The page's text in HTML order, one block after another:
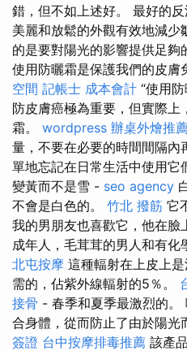
錯，但不如上述好。 最好的
美麗和放鬆的外觀有效地減少
的是要對陽光的影響提供足夠
使用防曬霜是保護我們的皮膚
空間 記帳士 成本會計 “使用
防皮膚癌極為重要，但實際
霜。 wordpress 辦桌外燴推
量，不要在必要的時間間隔內
單地忘記在日常生活中使用
變黃而不是雪 - seo agency
不會是白色的。 竹北 撥筋 它
我的男朋友也喜歡它，他在臉
成年人，毛茸茸的男人和有化
北屯按摩 這種輻射在上皮上
需的，佔紫外線輻射的5％。
接骨 - 春季和夏季最激烈的。
合身體，從而防止了由於陽光
簽證 台中按摩排毒推薦 該產